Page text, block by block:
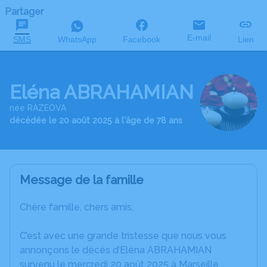
Partager
SMS WhatsApp Facebook E-mail Lien
Eléna ABRAHAMIAN
née RAZEOVA
décédée le 20 août 2025 à l'âge de 78 ans
Message de la famille
Chère famille, chers amis,
C’est avec une grande tristesse que nous vous
annonçons le décès d’Eléna ABRAHAMIAN
survenu le mercredi 20 août 2025 à Marseille.